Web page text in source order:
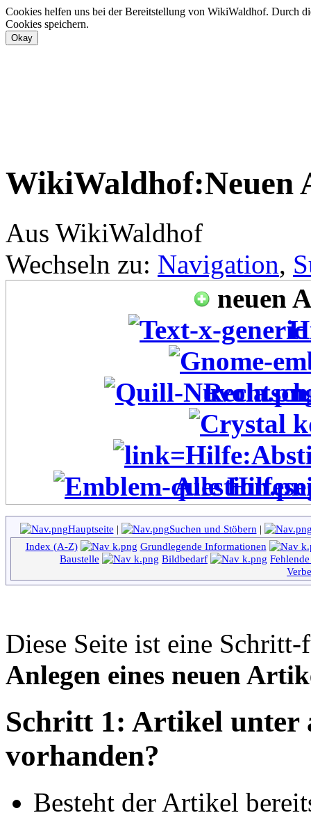
Cookies helfen uns bei der Bereitstellung von WikiWaldhof. Durch
Cookies speichern.
WikiWaldhof:Neuen
Aus WikiWaldhof
Wechseln zu: Navigation,
neuen
Alle
Hauptseite | Suchen und Stöbern |
Index (A-Z)
Grundlegende Informationen
Baustelle
Bildbedarf
Diese Seite ist eine
Anlegen eines neuen
Schritt 1: Artikel unter
vorhanden?
Besteht der Artikel